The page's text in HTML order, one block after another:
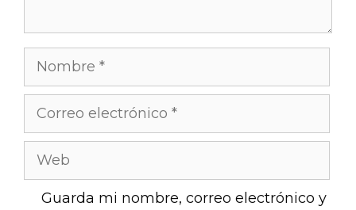
Guarda mi nombre, correo electrónico y